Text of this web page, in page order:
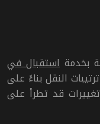
بخدمة استقبال في
النقل بناءً على
قد تطرأ على